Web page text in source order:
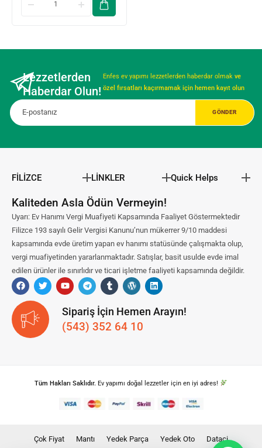
Lezzetlerden
Haberdar Olun!
Enfes ev yapımı lezzetlerden haberdar olmak ve
özel fırsatları kaçırmamak için hemen kayıt olun
FİLİZCE LİNKLER Quick Helps
Kaliteden Asla Ödün Vermeyin!
Uyarı: Ev Hanımı Vergi Muafiyeti Kapsamında Faaliyet Göstermektedir
Filizce 193 sayılı Gelir Vergisi Kanunu’nun mükerrer 9/10 maddesi
kapsamında evde üretim yapan ev hanımı statüsünde çalışmakta olup,
vergi muafiyetinden yararlanmaktadır. Satışlar, basit usulde evde imal
edilen ürünler ile sınırlıdır ve ticari işletme faaliyeti kapsamında değildir.
Sipariş İçin Hemen Arayın!
(543) 352 64 10
Tüm Hakları Saklıdır. Ev yapımı doğal lezzetler için en iyi adres!
Çok Fiyat Mantı Yedek Parça Yedek Oto Dataci